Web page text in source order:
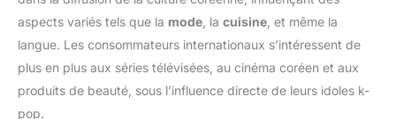
aspects variés tels que la mode , la cuisine , et même la
langue. Les consommateurs internationaux s’intéressent de
plus en plus aux séries télévisées, au cinéma coréen et aux
produits de beauté, sous l’influence directe de leurs idoles k-
pop.